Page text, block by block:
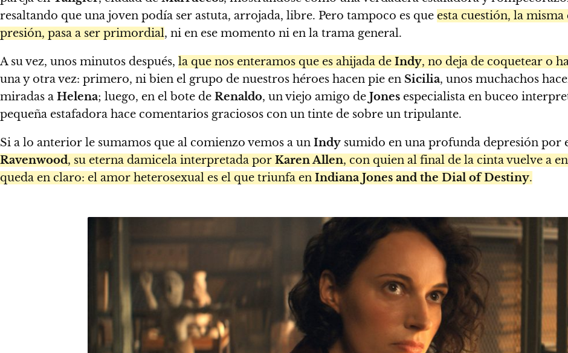
resaltando que una joven podía ser astuta, arrojada, libre. Pero tampoco es que esta cuestión, la
presión, pasa a ser primordial, ni en ese momento ni en la trama general.
A su vez, unos minutos después, la que nos enteramos que es ahijada de Indy, no deja de coquetear o
una y otra vez: primero, ni bien el grupo de nuestros héroes hacen pie en Sicilia, unos muchachos
miradas a Helena; luego, en el bote de Renaldo, un viejo amigo de Jones especialista en buceo
pequeña estafadora hace comentarios graciosos con un tinte de sobre un tripulante.
Si a lo anterior le sumamos que al comienzo vemos a un Indy sumido en una profunda depresión por
Ravenwood, su eterna damicela interpretada por Karen Allen, con quien al final de la cinta vuelve a
queda en claro: el amor heterosexual es el que triunfa en Indiana Jones and the Dial of Destiny.